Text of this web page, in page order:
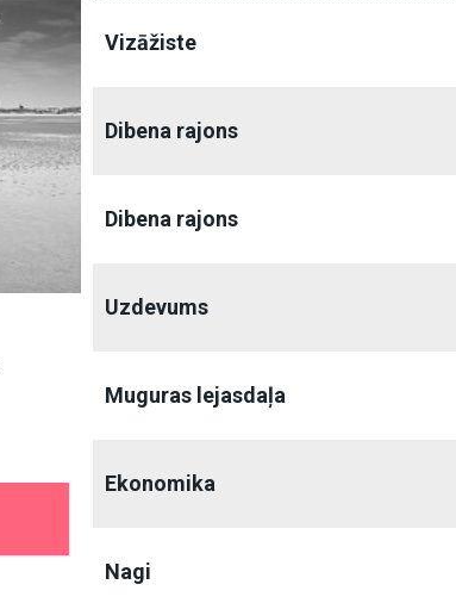
Vizāžiste
Dibena rajons
Dibena rajons
Uzdevums
Muguras lejasdaļa
Ekonomika
Nagi